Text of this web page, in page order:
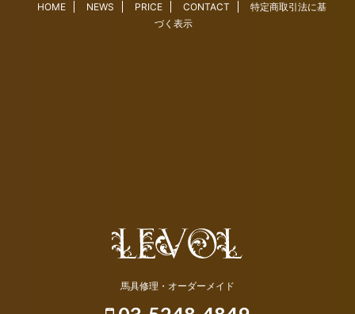
HOME NEWS PRICE CONTACT
特定商取引法に基
づく表示
馬具修理・オーダーメイド